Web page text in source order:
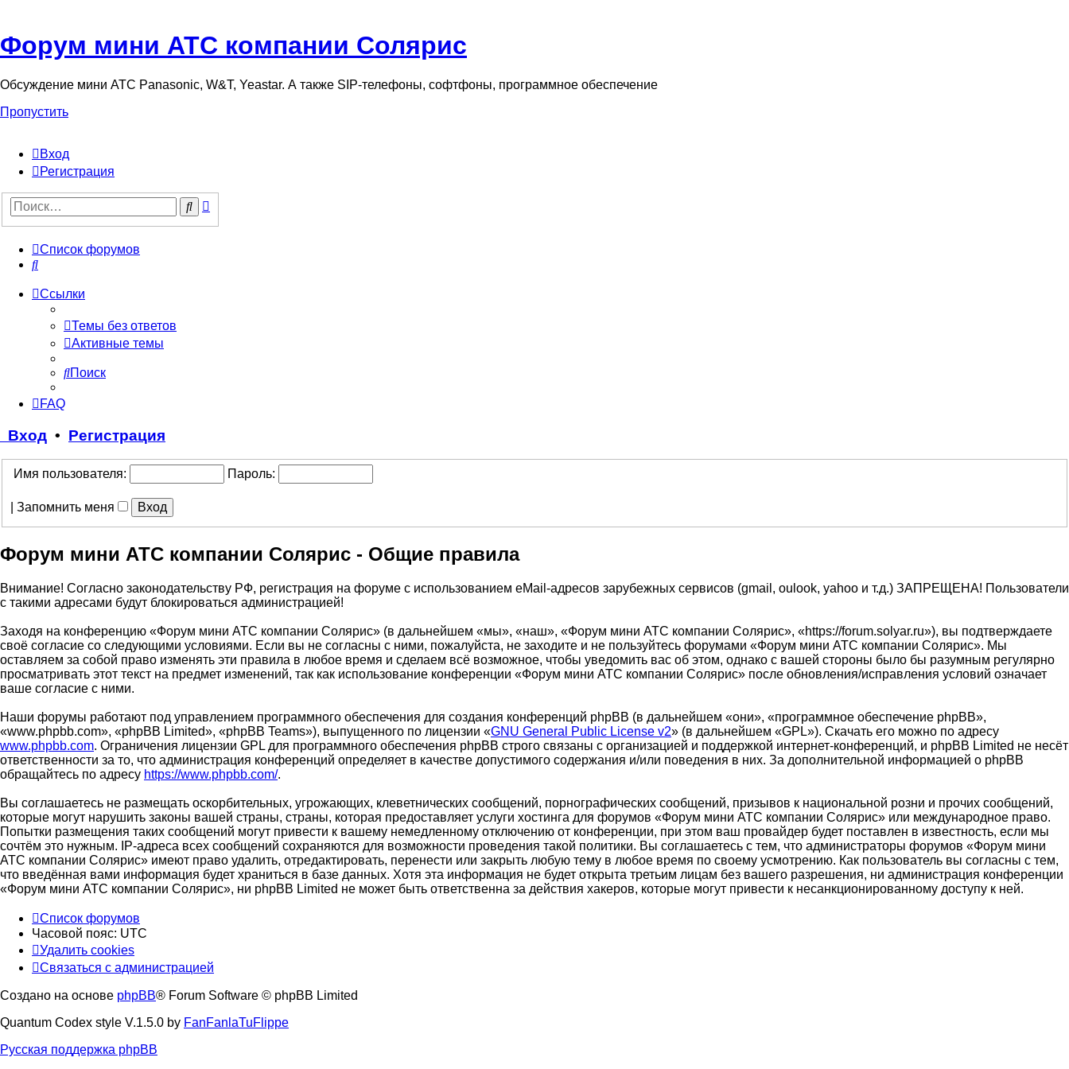
Форум мини АТС компании Солярис
Обсуждение мини АТС Panasonic, W&T, Yeastar. А также SIP-телефоны, софтфоны, программное обеспечение
Пропустить
Вход
Регистрация
Поиск
Список форумов
Поиск
Ссылки
Темы без ответов
Активные темы
Поиск
FAQ
Вход • Регистрация
Имя пользователя: Пароль:
Запомнить меня
Форум мини АТС компании Солярис - Общие правила
Внимание! Согласно законодательству РФ, регистрация на форуме с использованием eMail-адресов зарубежных сервисов (gmail, oulook, yahoo и т.д.) ЗАПРЕЩЕНА! Пользователи
с такими адресами будут блокироваться администрацией!
Заходя на конференцию «Форум мини АТС компании Солярис» (в дальнейшем «мы», «наш», «Форум мини АТС компании Солярис», «https://forum.solyar.ru»), вы подтверждаете
своё согласие со следующими условиями. Если вы не согласны с ними, пожалуйста, не заходите и не пользуйтесь форумами «Форум мини АТС компании Солярис». Мы
оставляем за собой право изменять эти правила в любое время и сделаем всё возможное, чтобы уведомить вас об этом, однако с вашей стороны было бы разумным регулярно
просматривать этот текст на предмет изменений, так как использование конференции «Форум мини АТС компании Солярис» после обновления/исправления условий означает
ваше согласие с ними.
Наши форумы работают под управлением программного обеспечения для создания конференций phpBB (в дальнейшем «они», «программное обеспечение phpBB»,
«www.phpbb.com», «phpBB Limited», «phpBB Teams»), выпущенного по лицензии «GNU General Public License v2» (в дальнейшем «GPL»). Скачать его можно по адресу
www.phpbb.com. Ограничения лицензии GPL для программного обеспечения phpBB строго связаны с организацией и поддержкой интернет-конференций, и phpBB Limited не несёт
ответственности за то, что администрация конференций определяет в качестве допустимого содержания и/или поведения в них. За дополнительной информацией о phpBB
обращайтесь по адресу https://www.phpbb.com/.
Вы соглашаетесь не размещать оскорбительных, угрожающих, клеветнических сообщений, порнографических сообщений, призывов к национальной розни и прочих сообщений,
которые могут нарушить законы вашей страны, страны, которая предоставляет услуги хостинга для форумов «Форум мини АТС компании Солярис» или международное право.
Попытки размещения таких сообщений могут привести к вашему немедленному отключению от конференции, при этом ваш провайдер будет поставлен в известность, если мы
сочтём это нужным. IP-адреса всех сообщений сохраняются для возможности проведения такой политики. Вы соглашаетесь с тем, что администраторы форумов «Форум мини
АТС компании Солярис» имеют право удалить, отредактировать, перенести или закрыть любую тему в любое время по своему усмотрению. Как пользователь вы согласны с тем,
что введённая вами информация будет храниться в базе данных. Хотя эта информация не будет открыта третьим лицам без вашего разрешения, ни администрация конференции
«Форум мини АТС компании Солярис», ни phpBB Limited не может быть ответственна за действия хакеров, которые могут привести к несанкционированному доступу к ней.
Список форумов
Часовой пояс: UTC
Удалить cookies
Связаться с администрацией
Создано на основе phpBB® Forum Software © phpBB Limited
Quantum Codex style V.1.5.0 by FanFanlaTuFlippe
Русская поддержка phpBB